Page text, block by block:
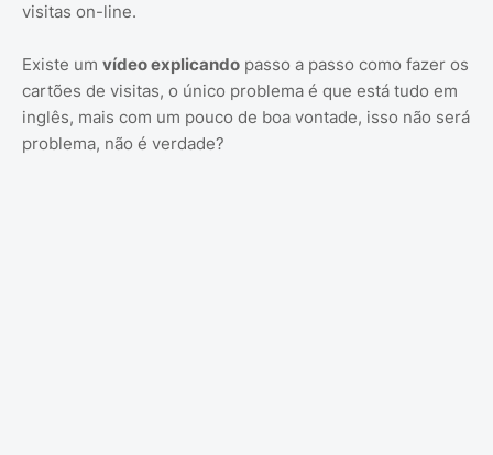
visitas on-line.
Existe um vídeo explicando passo a passo como fazer os
cartões de visitas, o único problema é que está tudo em
inglês, mais com um pouco de boa vontade, isso não será
problema, não é verdade?